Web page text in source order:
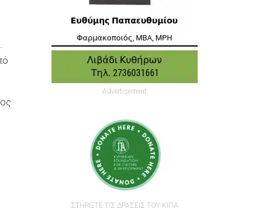
Advertisement
ΣΤΗΡΙΞΤΕ ΤΙΣ ΔΡΑΣΕΙΣ ΤΟΥ ΚΙΠΑ